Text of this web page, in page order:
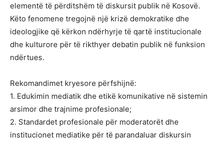
elementë të përditshëm të diskursit publik në Kosovë.
Këto fenomene tregojnë një krizë demokratike dhe
ideologjike që kërkon ndërhyrje të qartë institucionale
dhe kulturore për të rikthyer debatin publik në funksion
ndërtues.
Rekomandimet kryesore përfshijnë:
1. Edukimin mediatik dhe etikë komunikative në sistemin
arsimor dhe trajnime profesionale;
2. Standardet profesionale për moderatorët dhe
institucionet mediatike për të parandaluar diskursin